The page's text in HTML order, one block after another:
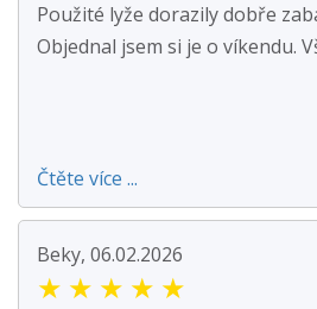
Použité lyže dorazily dobře
Objednal jsem si je o víkendu.
Čtěte více ...
Beky, 06.02.2026
★ ★ ★ ★ ★